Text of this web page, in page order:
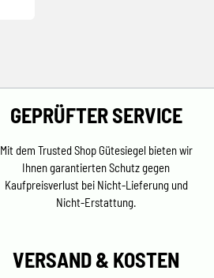
GEPRÜFTER SERVICE
Mit dem Trusted Shop Gütesiegel bieten wir
Ihnen garantierten Schutz gegen
Kaufpreisverlust bei Nicht-Lieferung und
Nicht-Erstattung.
VERSAND & KOSTEN